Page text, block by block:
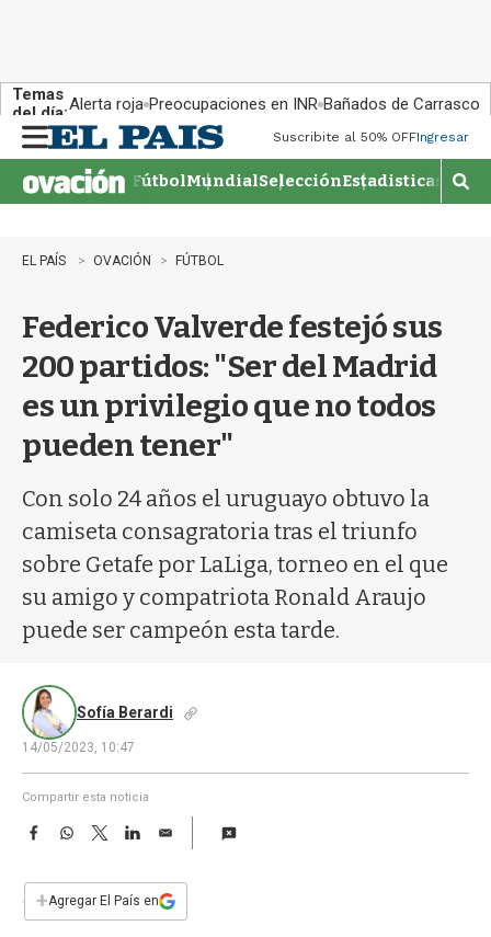
Temas
del día:Alerta roja Preocupaciones en INR Bañados de Carrasco
n
u
Suscribite al 50% OFFIngresar
FútbolMundialSelecciónEstadisticas
M
o
EL PAÍS OVACIÓN FÚTBOL
Federico Valverde festejó sus
200 partidos: "Ser del Madrid
es un privilegio que no todos
pueden tener"
Con solo 24 años el uruguayo obtuvo la
camiseta consagratoria tras el triunfo
sobre Getafe por LaLiga, torneo en el que
su amigo y compatriota Ronald Araujo
puede ser campeón esta tarde.
Sofía Berardi
14/05/2023, 10:47
Compartir esta noticia
F
e
b
W
s
T
w
t
L
E
i
l
+Agregar El País en